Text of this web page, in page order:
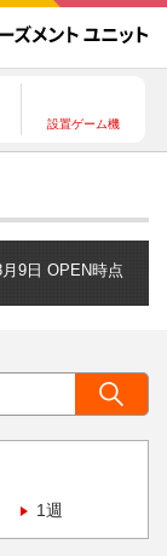
設置ゲーム機
月9日 OPEN時点
1週